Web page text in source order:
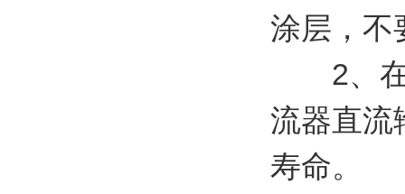
涂层，不
2、在
流器直流
寿命。